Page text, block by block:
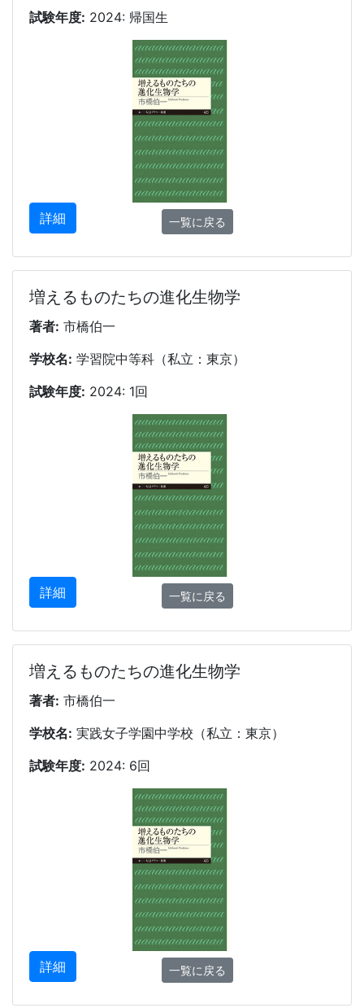
試験年度: 2024: 帰国生
詳細 一覧に戻る
増えるものたちの進化生物学
著者: 市橋伯一
学校名: 学習院中等科（私立：東京）
試験年度: 2024: 1回
詳細 一覧に戻る
増えるものたちの進化生物学
著者: 市橋伯一
学校名: 実践女子学園中学校（私立：東京）
試験年度: 2024: 6回
詳細 一覧に戻る